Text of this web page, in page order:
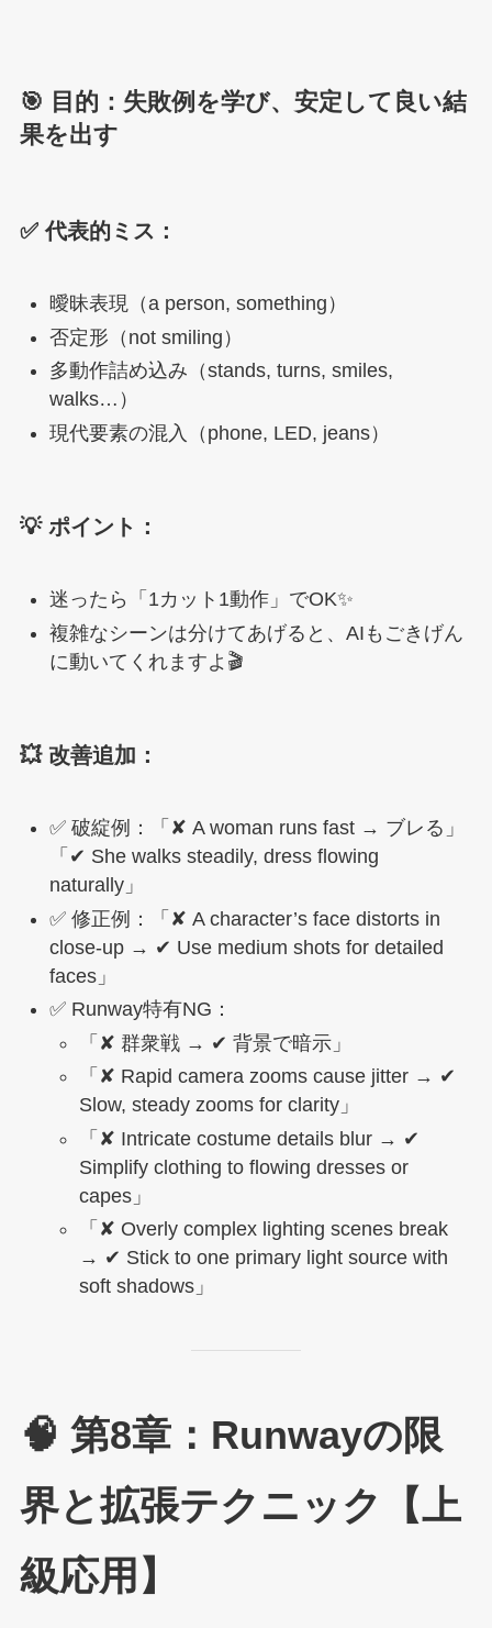
🎯 目的：失敗例を学び、安定して良い結
果を出す
✅ 代表的ミス：
曖昧表現（a person, something）
否定形（not smiling）
多動作詰め込み（stands, turns, smiles,
walks…）
現代要素の混入（phone, LED, jeans）
💡 ポイント：
迷ったら「1カット1動作」でOK✨
複雑なシーンは分けてあげると、AIもごきげん
に動いてくれますよ🎬
💥 改善追加：
✅ 破綻例：「✘ A woman runs fast → ブレる」
「✔ She walks steadily, dress flowing
naturally」
✅ 修正例：「✘ A character’s face distorts in
close-up → ✔ Use medium shots for detailed
faces」
✅ Runway特有NG：
「✘ 群衆戦 → ✔ 背景で暗示」
「✘ Rapid camera zooms cause jitter → ✔
Slow, steady zooms for clarity」
「✘ Intricate costume details blur → ✔
Simplify clothing to flowing dresses or
capes」
「✘ Overly complex lighting scenes break
→ ✔ Stick to one primary light source with
soft shadows」
🧠 第8章：Runwayの限
界と拡張テクニック【上
級応用】